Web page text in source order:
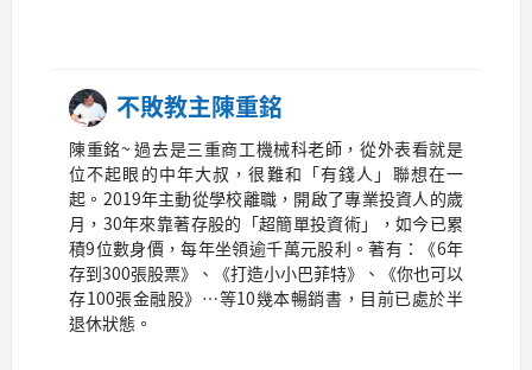
不敗教主陳重銘
陳重銘~ 過去是三重商工機械科老師，從外表看就是
位不起眼的中年大叔，很難和「有錢人」聯想在一
起。2019年主動從學校離職，開啟了專業投資人的歲
月，30年來靠著存股的「超簡單投資術」，如今已累
積9位數身價，每年坐領逾千萬元股利。著有：《6年
存到300張股票》、《打造小小巴菲特》、《你也可以
存100張金融股》…等10幾本暢銷書，目前已處於半
退休狀態。